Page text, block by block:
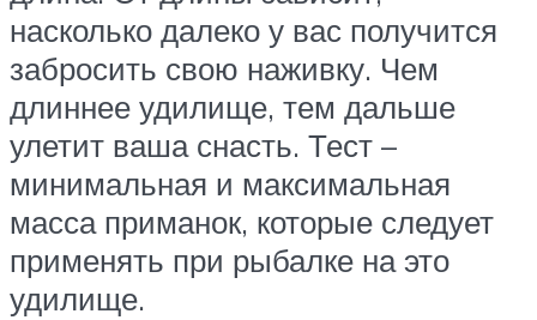
насколько далеко у вас получится
забросить свою наживку. Чем
длиннее удилище, тем дальше
улетит ваша снасть. Тест –
минимальная и максимальная
масса приманок, которые следует
применять при рыбалке на это
удилище.